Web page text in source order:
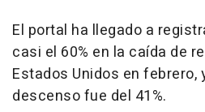
El portal ha llegado a
casi el 60% en la caída de
Estados Unidos en febrero,
descenso fue del 41%.